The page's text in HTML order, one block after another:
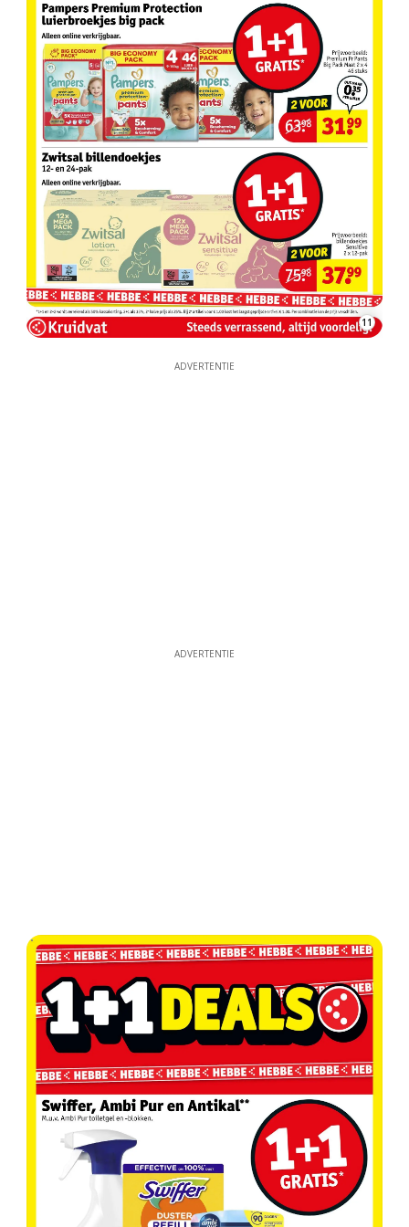
11
ADVERTENTIE
ADVERTENTIE